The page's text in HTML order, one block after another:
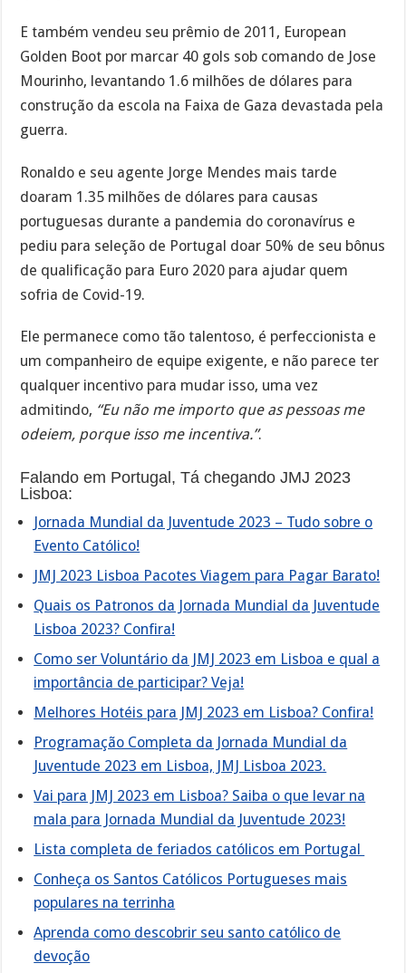
E também vendeu seu prêmio de 2011, European
Golden Boot por marcar 40 gols sob comando de Jose
Mourinho, levantando 1.6 milhões de dólares para
construção da escola na Faixa de Gaza devastada pela
guerra.
Ronaldo e seu agente Jorge Mendes mais tarde
doaram 1.35 milhões de dólares para causas
portuguesas durante a pandemia do coronavírus e
pediu para seleção de Portugal doar 50% de seu bônus
de qualificação para Euro 2020 para ajudar quem
sofria de Covid-19.
Ele permanece como tão talentoso, é perfeccionista e
um companheiro de equipe exigente, e não parece ter
qualquer incentivo para mudar isso, uma vez
admitindo, “Eu não me importo que as pessoas me
odeiem, porque isso me incentiva.”.
Falando em Portugal, Tá chegando JMJ 2023
Lisboa:
Jornada Mundial da Juventude 2023 – Tudo sobre o
Evento Católico!
JMJ 2023 Lisboa Pacotes Viagem para Pagar Barato!
Quais os Patronos da Jornada Mundial da Juventude
Lisboa 2023? Confira!
Como ser Voluntário da JMJ 2023 em Lisboa e qual a
importância de participar? Veja!
Melhores Hotéis para JMJ 2023 em Lisboa? Confira!
Programação Completa da Jornada Mundial da
Juventude 2023 em Lisboa, JMJ Lisboa 2023.
Vai para JMJ 2023 em Lisboa? Saiba o que levar na
mala para Jornada Mundial da Juventude 2023!
Lista completa de feriados católicos em Portugal
Conheça os Santos Católicos Portugueses mais
populares na terrinha
Aprenda como descobrir seu santo católico de
devoção